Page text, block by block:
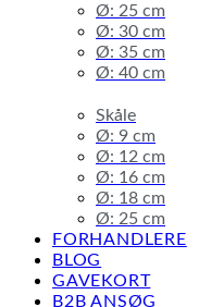
Ø: 25 cm
Ø: 30 cm
Ø: 35 cm
Ø: 40 cm
Skåle
Ø: 9 cm
Ø: 12 cm
Ø: 16 cm
Ø: 18 cm
Ø: 25 cm
FORHANDLERE
BLOG
GAVEKORT
B2B ANSØG